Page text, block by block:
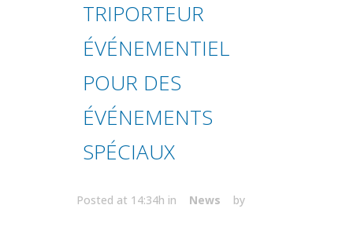
TRIPORTEUR
ÉVÉNEMENTIEL
POUR DES
ÉVÉNEMENTS
SPÉCIAUX
Posted at 14:34h in News by